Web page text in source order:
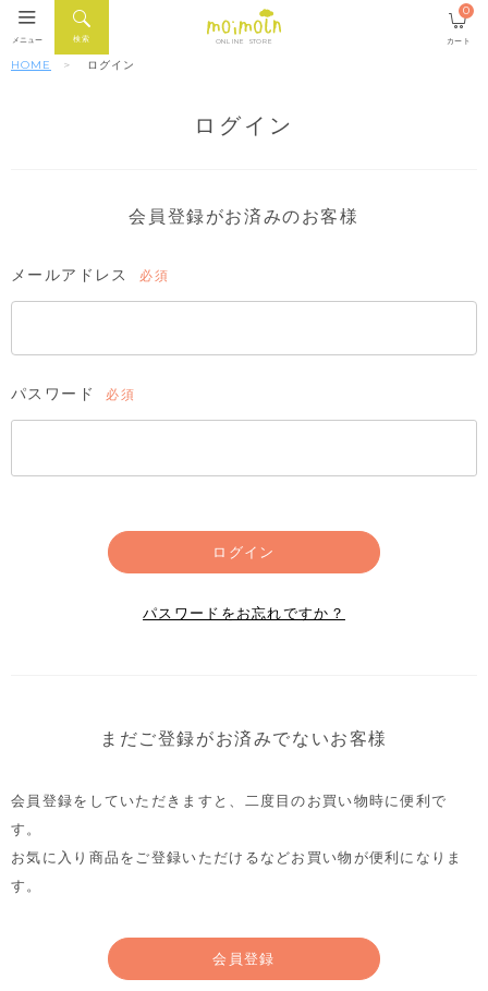
ONLINE STORE
検索
メニュー カート
0
HOME ログイン
ログイン
会員登録がお済みのお客様
メールアドレス
須)
パスワード
須)
ログイン
パスワードをお忘れですか？
まだご登録がお済みでないお客様
会員登録をしていただきますと、二度目のお買い物時に便利で
す。
お気に入り商品をご登録いただけるなどお買い物が便利になりま
す。
会員登録